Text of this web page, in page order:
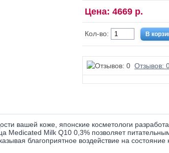
Цена: 4669 р.
Кол-во:
Отзывов:
вашей коже, японские косметологи
Medicated Milk Q10 0,3% позволяет
благоприятное воздействие на состояние